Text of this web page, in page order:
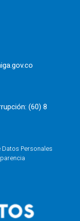
(60) 8
Personales